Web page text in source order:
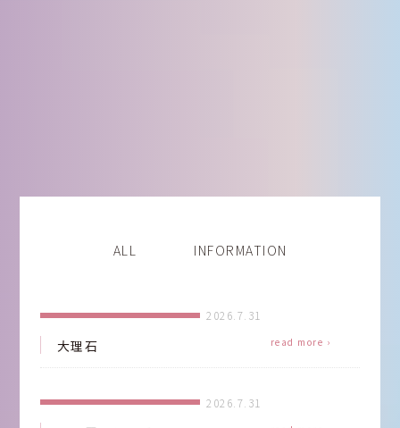
ALL INFORMATION
2026.7.31
大理石 read more ›
2026.7.31